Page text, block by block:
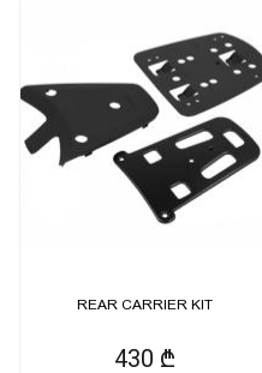
REAR CARRIER KIT
430 ₾